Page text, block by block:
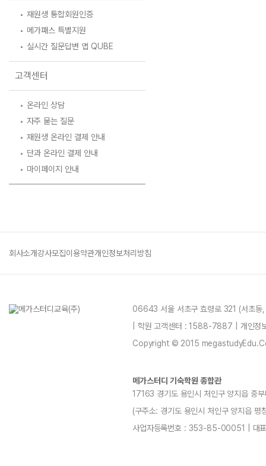
온라인 상담
재원생 온라인 결제 안내
단과 온라인 결제 안내
재원생 통합회원인증
메가패스 특별지원
실시간 질문답변 앱 QUBE
고객센터
온라인 상담
자주 묻는 질문
재원생 온라인 결제 안내
단과 온라인 결제 안내
마이페이지 안내
회사소개강사모집이용약관개인정보처리방침
06643 서울 서초구 효령로 321 (서초
| 학원 고객센터 : 1588-7887 | 개인
Copyright © 2015
메가스터디 기숙학원 종합관
17163 경기도 용인시 처인구 양지읍 중
(구주소: 경기도 용인시 처인구 양지
사업자등록번호 : 353-85-00051 | 대표